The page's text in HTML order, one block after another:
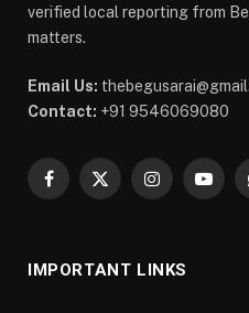
verified local reporting from
matters.
Email Us:
Contact: +91 9546069080
Facebook
X
Instagram
IMPORTANT LINKS